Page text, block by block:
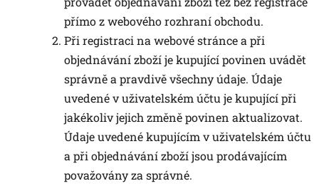
přímo z webového rozhraní obchodu.
Při registraci na webové stránce a při
objednávání zboží je kupující povinen uvádět
správně a pravdivě všechny údaje. Údaje
uvedené v uživatelském účtu je kupující při
jakékoliv jejich změně povinen aktualizovat.
Údaje uvedené kupujícím v uživatelském účtu
a při objednávání zboží jsou prodávajícím
považovány za správné.